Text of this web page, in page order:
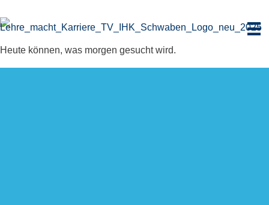
Inhalt
Heute können, was morgen gesucht wird.